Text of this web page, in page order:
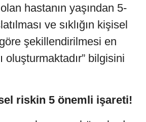
hastanın yaşından 5-
ve sıklığın kişisel
şekillendirilmesi en
oluşturmaktadır” bilgisini
riskin 5 önemli işareti!